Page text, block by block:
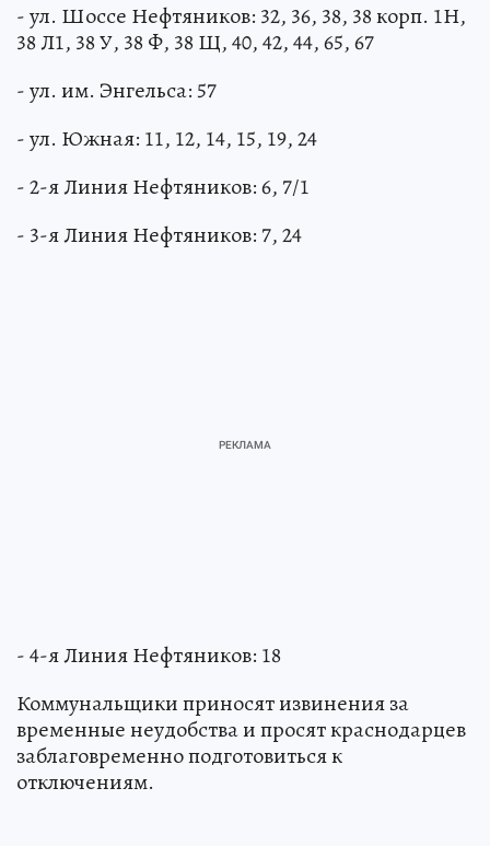
- ул. Шоссе Нефтяников: 32, 36, 38, 38 корп. 1Н,
38 Л1, 38 У, 38 Ф, 38 Щ, 40, 42, 44, 65, 67
- ул. им. Энгельса: 57
- ул. Южная: 11, 12, 14, 15, 19, 24
- 2-я Линия Нефтяников: 6, 7/1
- 3-я Линия Нефтяников: 7, 24
- 4-я Линия Нефтяников: 18
Коммунальщики приносят извинения за
временные неудобства и просят краснодарцев
заблаговременно подготовиться к
отключениям.